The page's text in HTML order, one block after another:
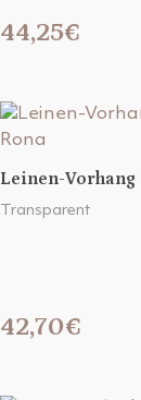
44,25€
Leinen-
Transparent
42,70€